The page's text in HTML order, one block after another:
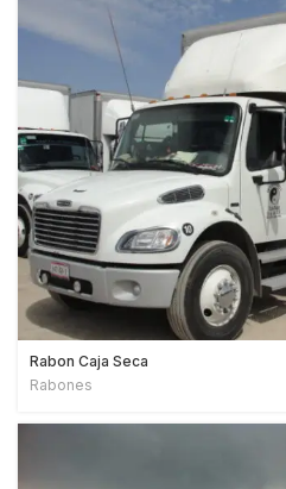
Rabon Caja Seca
Rabones